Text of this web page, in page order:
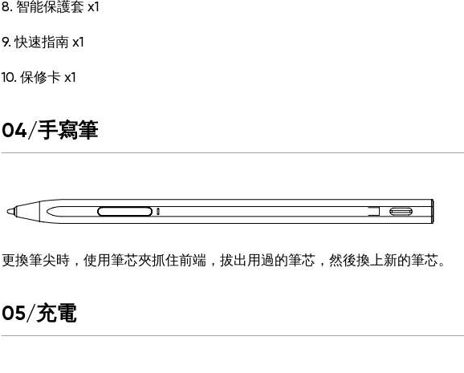
8. 智能保護套 x1
9. 快速指南 x1
10. 保修卡 x1
04/手寫筆
更換筆尖時，使用筆芯夾抓住前端，拔出用過的筆芯，然後換上新的筆芯。
05/充電